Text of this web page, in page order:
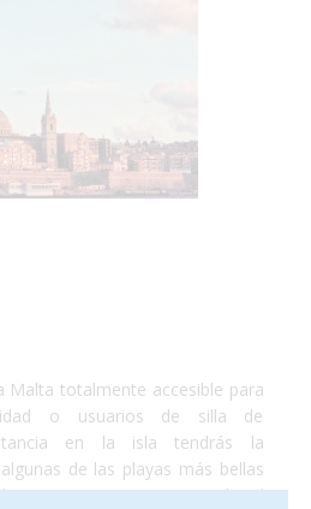
Malta totalmente accesible para
o usuarios de silla de
en la isla tendrás la
de las playas más bellas
un gran patrimonio cultural